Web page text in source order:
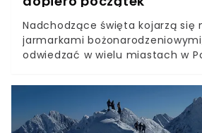
Nadchodzące święta kojarzą się
jarmarkami
odwiedzać w wielu miastach w
udał się na jeden z nich na
Niestety, mocno się
innych.